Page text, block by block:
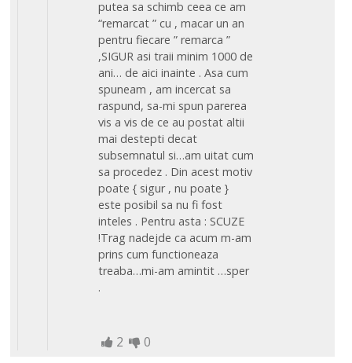
putea sa schimb ceea ce am
“remarcat ” cu , macar un an
pentru fiecare ” remarca ”
,SIGUR asi traii minim 1000 de
ani… de aici inainte . Asa cum
spuneam , am incercat sa
raspund, sa-mi spun parerea
vis a vis de ce au postat altii
mai destepti decat
subsemnatul si…am uitat cum
sa procedez . Din acest motiv
poate { sigur , nu poate }
este posibil sa nu fi fost
inteles . Pentru asta : SCUZE
!Trag nadejde ca acum m-am
prins cum functioneaza
treaba…mi-am amintit …sper
.
2 0